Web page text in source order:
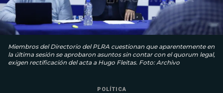
Miembros del Directorio del PLRA cuestionan que aparentemente en
la última sesión se aprobaron asuntos sin contar con el quorum legal,
exigen rectificación del acta a Hugo Fleitas. Foto: Archivo
POLÍTICA